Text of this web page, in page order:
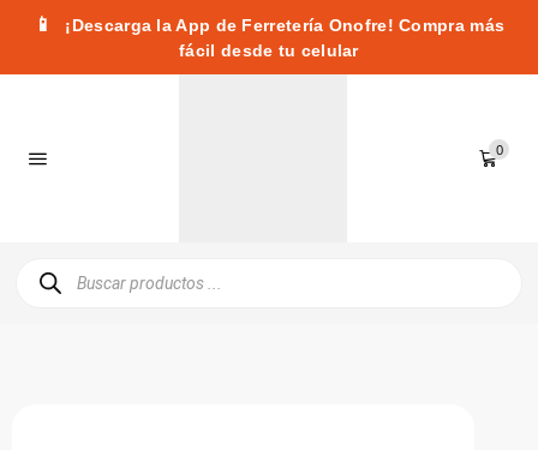
📱
¡Descarga la App de Ferretería Onofre! Compra más
fácil desde tu celular
0